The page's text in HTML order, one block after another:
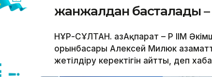
жанжалдан басталады –
НҰР-СҰЛТАН. ҚазАқпарат – ҚР ІІМ
орынбасары Алексей Милюк
жетілдіру керектігін айтты, деп